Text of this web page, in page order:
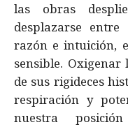
las obras
desplazarse
razón e intuición,
sensible.
de sus rigideces
respiración y
nuestra